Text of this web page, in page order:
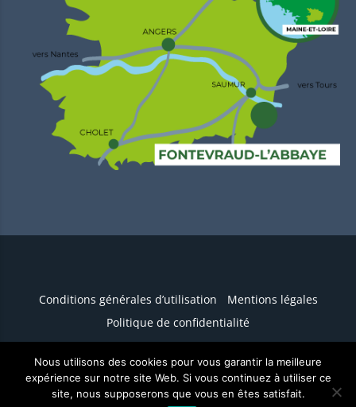
Conditions générales d’utilisation
Mentions légales
Politique de confidentialité
Conception :TERRE DE PIXELS
Nous utilisons des cookies pour vous garantir la meilleure
expérience sur notre site Web. Si vous continuez à utiliser ce
site, nous supposerons que vous en êtes satisfait.